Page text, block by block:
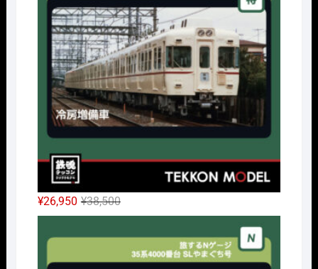
¥14,300
で
し
た。
は
¥10,010
で
す。
¥38,500元
の
価
¥26,950
現
在
の